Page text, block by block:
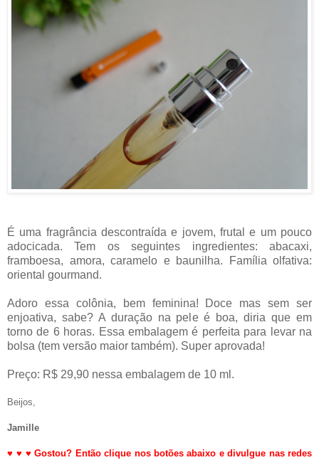
É uma fragrância descontraída e jovem, frutal e um pouco
adocicada. Tem os seguintes ingredientes: abacaxi,
framboesa, amora, caramelo e baunilha. Família olfativa:
oriental gourmand.
Adoro essa colônia, bem feminina! Doce mas sem ser
enjoativa, sabe? A duração na pele é boa, diria que em
torno de 6 horas. Essa embalagem é perfeita para levar na
bolsa (tem versão maior também). Super aprovada!
Preço: R$ 29,90 nessa embalagem de 10 ml.
Beijos,
Jamille
♥ ♥ ♥Gostou? Então clique nos botões abaixo e divulgue nas redes